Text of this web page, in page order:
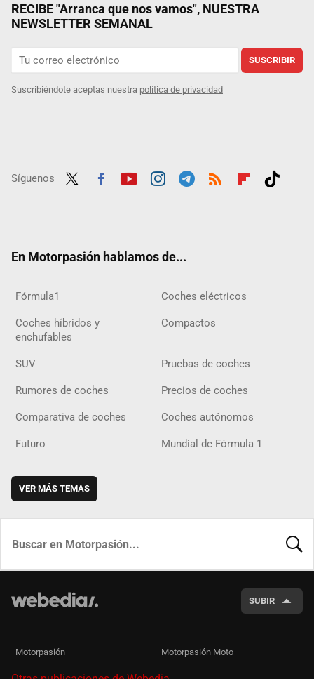
RECIBE "Arranca que nos vamos", NUESTRA
NEWSLETTER SEMANAL
SUSCRIBIR
Suscribiéndote aceptas nuestra política de privacidad
Síguenos
En Motorpasión hablamos de...
Fórmula1 Coches eléctricos
Coches híbridos y
enchufables
Compactos
SUV Pruebas de coches
Rumores de coches Precios de coches
Comparativa de coches Coches autónomos
Futuro Mundial de Fórmula 1
VER MÁS TEMAS
SUBIR
Motorpasión Motorpasión Moto